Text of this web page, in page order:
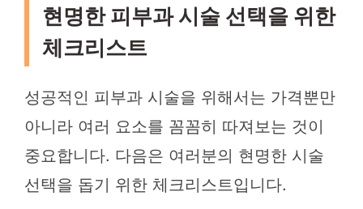
현명한 피부과 시술 선택을 위한
체크리스트
성공적인 피부과 시술을 위해서는 가격뿐만
아니라 여러 요소를 꼼꼼히 따져보는 것이
중요합니다. 다음은 여러분의 현명한 시술
선택을 돕기 위한 체크리스트입니다.